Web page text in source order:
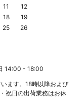
11
12
18
19
25
26
14:00 - 18:00
ます。18時以降および
祝日の出荷業務はお休